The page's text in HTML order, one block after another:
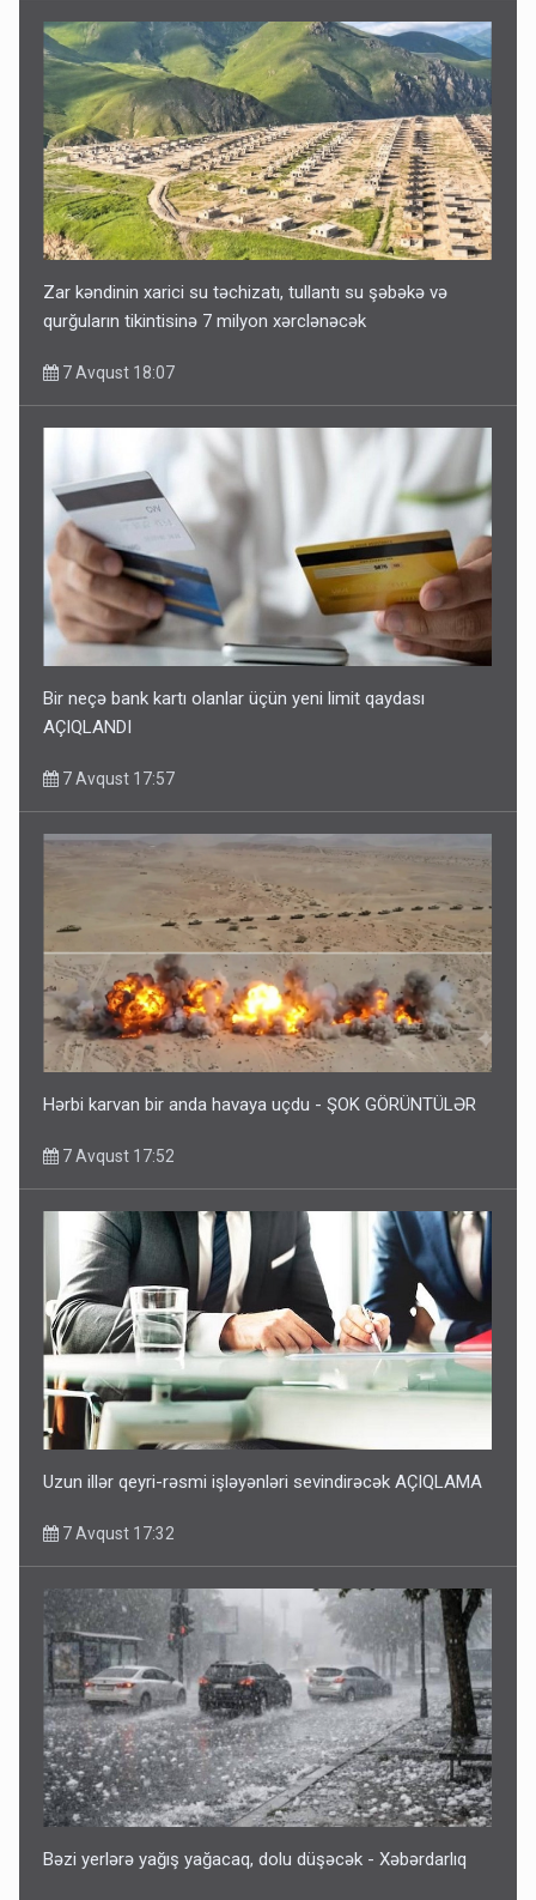
Zar kəndinin xarici su təchizatı, tullantı su şəbəkə və
qurğuların tikintisinə 7 milyon xərclənəcək
7 Avqust 18:07
Bir neçə bank kartı olanlar üçün yeni limit qaydası
AÇIQLANDI
7 Avqust 17:57
Hərbi karvan bir anda havaya uçdu - ŞOK GÖRÜNTÜLƏR
7 Avqust 17:52
Uzun illər qeyri-rəsmi işləyənləri sevindirəcək AÇIQLAMA
7 Avqust 17:32
Bəzi yerlərə yağış yağacaq, dolu düşəcək - Xəbərdarlıq